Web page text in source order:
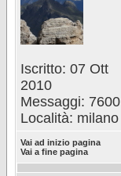
Iscritto: 07 Ott
2010
Messaggi: 7600
Località: milano
Vai ad inizio pagina
Vai a fine pagina